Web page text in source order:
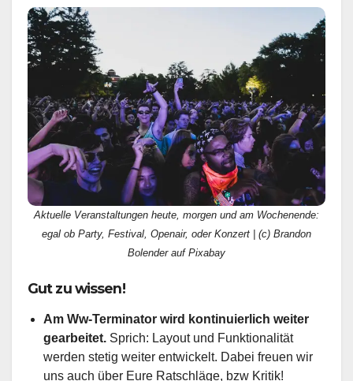
Aktuelle Veranstaltungen heute, morgen und am Wochenende:
egal ob Party, Festival, Openair, oder Konzert | (c) Brandon
Bolender auf Pixabay
Gut zu wissen!
Am Ww-Terminator wird kontinuierlich weiter
gearbeitet. Sprich: Layout und Funktionalität
werden stetig weiter entwickelt. Dabei freuen wir
uns auch über Eure Ratschläge, bzw Kritik!